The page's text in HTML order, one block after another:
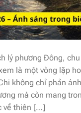
lý phương Đông,
là một vòng lặp
không chỉ phản
mà còn mang
về thiên […]